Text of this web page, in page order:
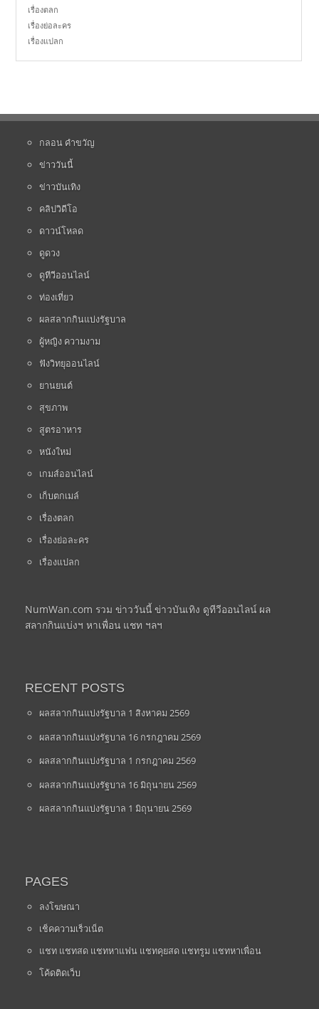
เรื่องตลก
เรื่องย่อละคร
เรื่องแปลก
กลอน คำขวัญ
ข่าววันนี้
ข่าวบันเทิง
คลิปวิดีโอ
ดาวน์โหลด
ดูดวง
ดูทีวีออนไลน์
ท่องเที่ยว
ผลสลากกินแบ่งรัฐบาล
ผู้หญิง ความงาม
ฟังวิทยุออนไลน์
ยานยนต์
สุขภาพ
สูตรอาหาร
หนังใหม่
เกมส์ออนไลน์
เก็บตกเมล์
เรื่องตลก
เรื่องย่อละคร
เรื่องแปลก
NumWan.com รวม ข่าววันนี้ ข่าวบันเทิง ดูทีวีออนไลน์ ผล
สลากกินแบ่งฯ หาเพื่อน แชท ฯลฯ
RECENT POSTS
ผลสลากกินแบ่งรัฐบาล 1 สิงหาคม 2569
ผลสลากกินแบ่งรัฐบาล 16 กรกฎาคม 2569
ผลสลากกินแบ่งรัฐบาล 1 กรกฎาคม 2569
ผลสลากกินแบ่งรัฐบาล 16 มิถุนายน 2569
ผลสลากกินแบ่งรัฐบาล 1 มิถุนายน 2569
PAGES
ลงโฆษณา
เช็คความเร็วเน็ต
แชท แชทสด แชทหาแฟน แชทคุยสด แชทรูม แชทหาเพื่อน
โค้ดติดเว็บ